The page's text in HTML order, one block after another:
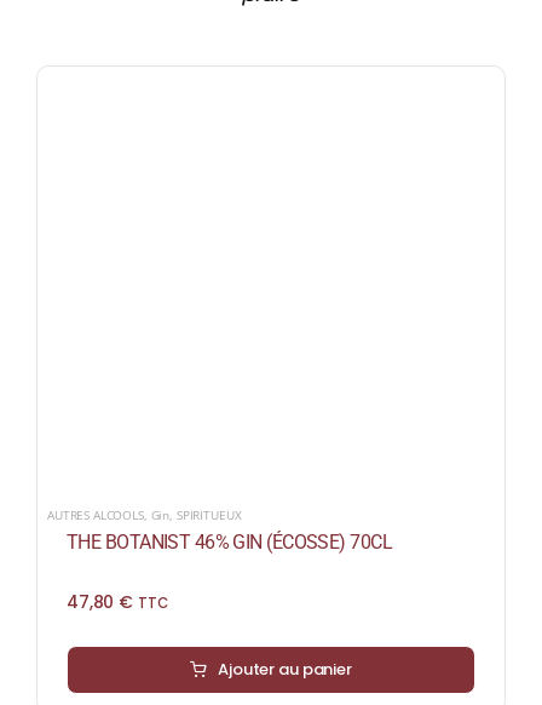
AUTRES ALCOOLS, Gin, SPIRITUEUX
THE BOTANIST 46% GIN (ÉCOSSE) 70CL
47,80 € TTC
Ajouter au panier